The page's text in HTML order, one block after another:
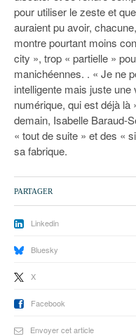
pour utiliser le zeste et
auraient pu avoir,
montre pourtant moins
city », trop « partielle »
manichéennes. . « Je ne
intelligente mais juste
numérique, qui est déjà là
demain, Isabelle Baraud-
« tout de suite » et des «
sa fabrique.
PARTAGER
Linkedin
Bluesky
X
Facebook
Envoyer cet article